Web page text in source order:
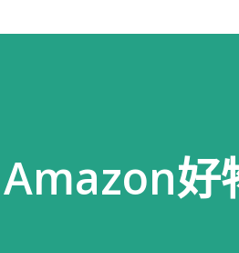
Amazon好